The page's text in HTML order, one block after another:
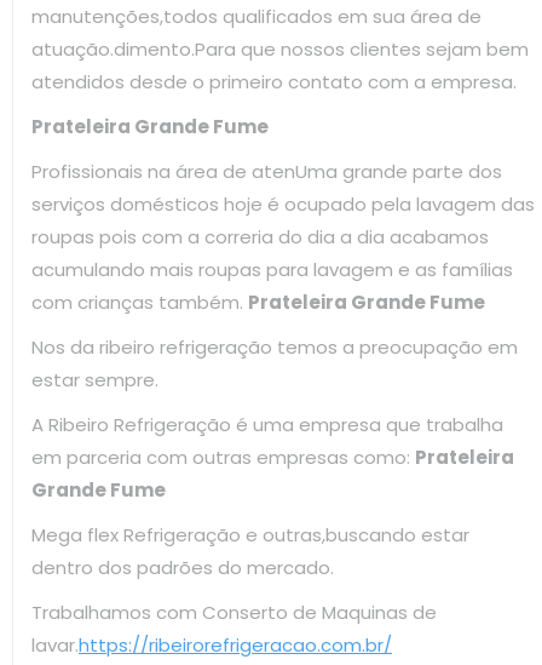
manutenções,todos qualificados em sua área de
atuação.dimento.Para que nossos clientes sejam bem
atendidos desde o primeiro contato com a empresa.
Prateleira Grande Fume
Profissionais na área de atenUma grande parte dos
serviços domésticos hoje é ocupado pela lavagem das
roupas pois com a correria do dia a dia acabamos
acumulando mais roupas para lavagem e as famílias
com crianças também. Prateleira Grande Fume
Nos da ribeiro refrigeração temos a preocupação em
estar sempre.
A Ribeiro Refrigeração é uma empresa que trabalha
em parceria com outras empresas como: Prateleira
Grande Fume
Mega flex Refrigeração e outras,buscando estar
dentro dos padrões do mercado.
Trabalhamos com Conserto de Maquinas de
lavar.https://ribeirorefrigeracao.com.br/